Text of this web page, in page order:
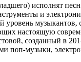
исполнят
и
настоящую
созданный в
поп-музыки,